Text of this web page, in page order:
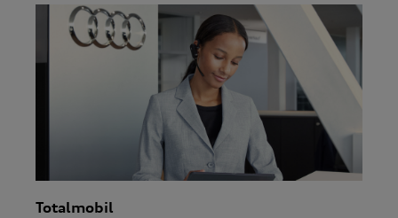
Totalmobil